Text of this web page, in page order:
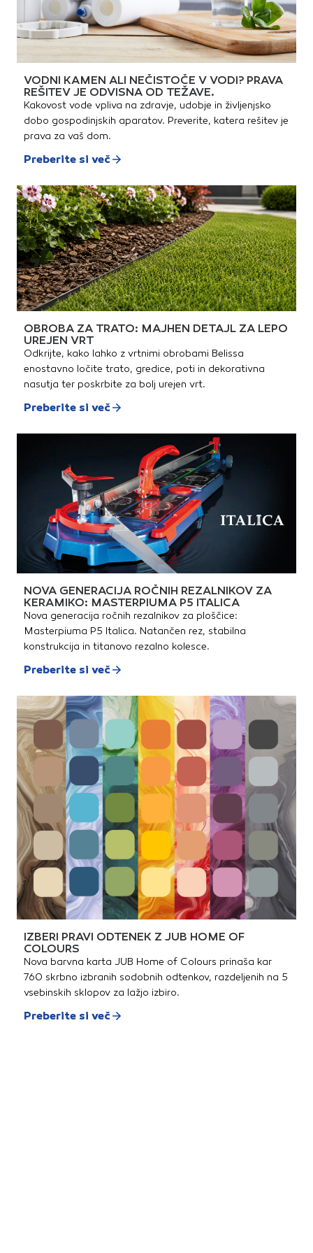
VODNI KAMEN ALI NEČISTOČE V VODI? PRAVA
REŠITEV JE ODVISNA OD TEŽAVE.
Kakovost vode vpliva na zdravje, udobje in življenjsko
dobo gospodinjskih aparatov. Preverite, katera rešitev je
prava za vaš dom.
Preberite si več
OBROBA ZA TRATO: MAJHEN DETAJL ZA LEPO
UREJEN VRT
Odkrijte, kako lahko z vrtnimi obrobami Belissa
enostavno ločite trato, gredice, poti in dekorativna
nasutja ter poskrbite za bolj urejen vrt.
Preberite si več
NOVA GENERACIJA ROČNIH REZALNIKOV ZA
KERAMIKO: MASTERPIUMA P5 ITALICA
Nova generacija ročnih rezalnikov za ploščice:
Masterpiuma P5 Italica. Natančen rez, stabilna
konstrukcija in titanovo rezalno kolesce.
Preberite si več
IZBERI PRAVI ODTENEK Z JUB HOME OF
COLOURS
Nova barvna karta JUB Home of Colours prinaša kar
760 skrbno izbranih sodobnih odtenkov, razdeljenih na 5
vsebinskih sklopov za lažjo izbiro.
Preberite si več